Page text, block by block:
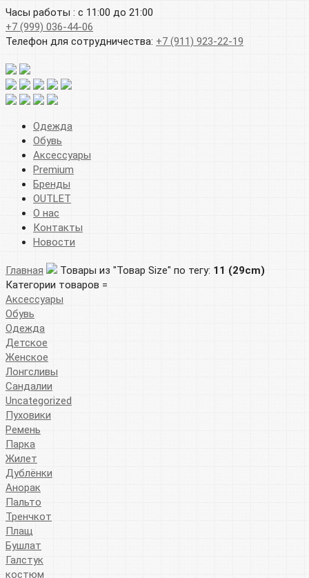
Часы работы : с 11:00 до 21:00
+7 (999) 036-44-06
Телефон для сотрудничества: +7 (911) 923-22-19
Одежда
Обувь
Аксессуары
Premium
Бренды
OUTLET
О нас
Контакты
Новости
Главная Товары из "Товар Size" по тегу: 11 (29cm)
Категории товаров =
Аксессуары
Обувь
Одежда
Детское
Женское
Лонгсливы
Сандалии
Uncategorized
Пуховики
Ремень
Парка
Жилет
Дублёнки
Анорак
Пальто
Тренчкот
Плащ
Бушлат
Галстук
костюм